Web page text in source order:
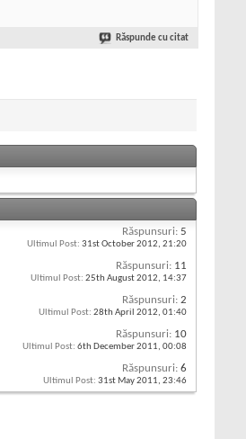
Răspunde cu citat
Răspunsuri: 5
Ultimul Post: 31st October 2012, 21:20
Răspunsuri: 11
Ultimul Post: 25th August 2012, 14:37
Răspunsuri: 2
Ultimul Post: 28th April 2012, 01:40
Răspunsuri: 10
Ultimul Post: 6th December 2011, 00:08
Răspunsuri: 6
Ultimul Post: 31st May 2011, 23:46